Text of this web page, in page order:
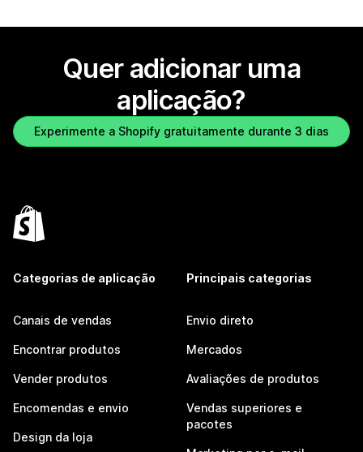
Quer adicionar uma
aplicação?
Experimente a Shopify gratuitamente durante 3 dias
Categorias de aplicação
Canais de vendas
Encontrar produtos
Vender produtos
Encomendas e envio
Design da loja
Principais categorias
Envio direto
Mercados
Avaliações de produtos
Vendas superiores e
pacotes